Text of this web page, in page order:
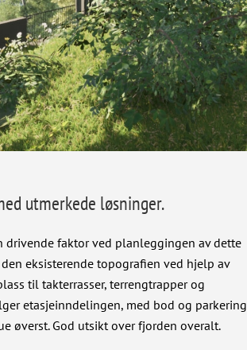
utmerkede løsninger.
drivende faktor ved planleggingen av dette
eksisterende topografien ved hjelp av
til takterrasser, terrengtrapper og
etasjeinndelingen, med bod og parkering
øverst. God utsikt over fjorden overalt.